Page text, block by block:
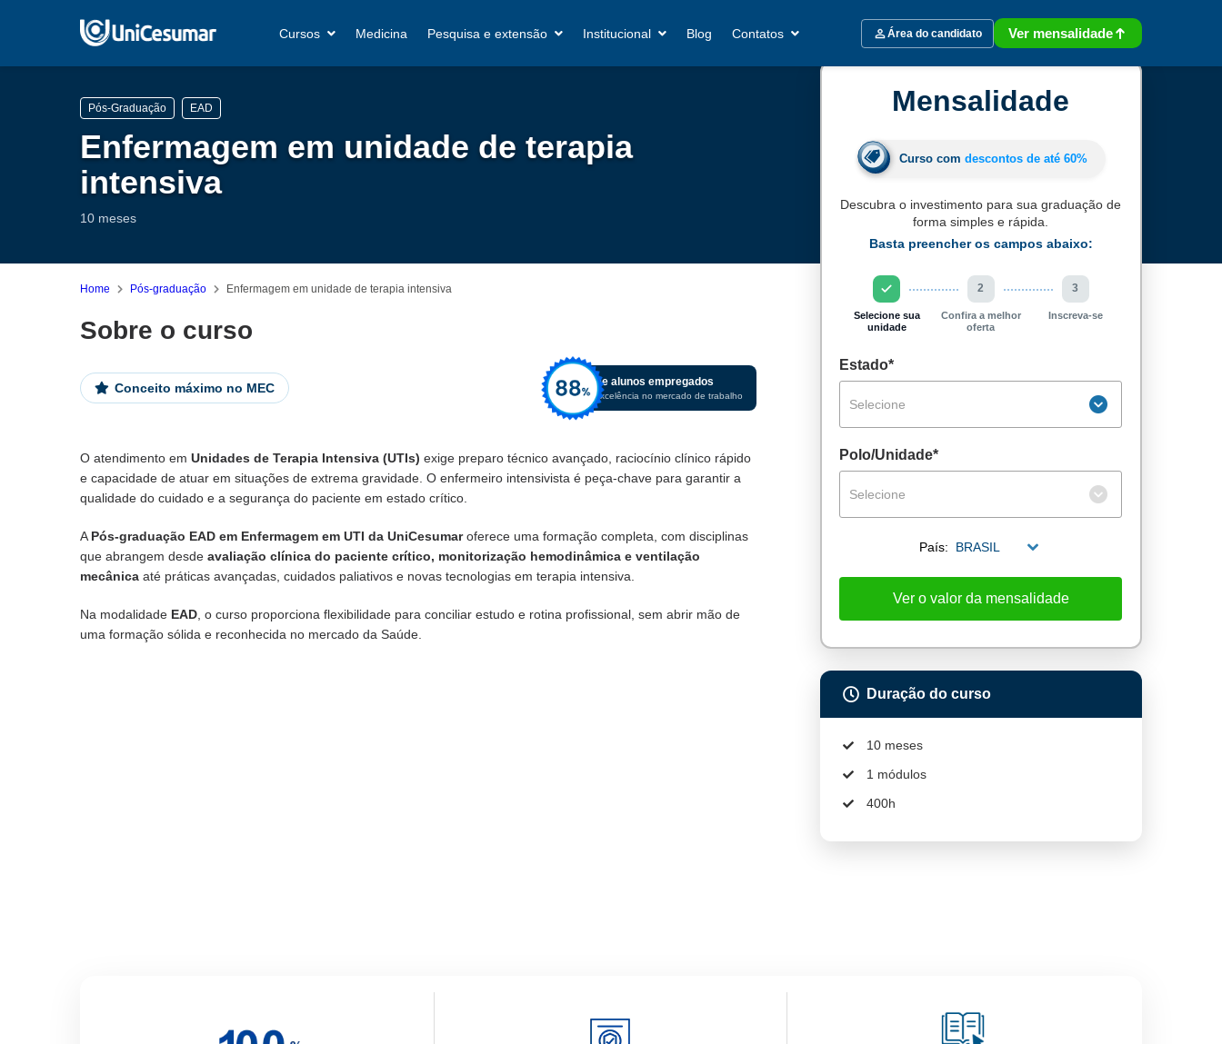
Cursos Medicina Pesquisa e extensão Institucional Blog Contatos Área do candidato Ver mensalidade
Pós-Graduação EAD
Enfermagem em unidade de terapia
intensiva
10 meses
Home Pós-graduação Enfermagem em unidade de terapia intensiva
Sobre o curso
Conceito máximo no MEC De alunos empregados
Excelência no mercado de trabalho
O atendimento em Unidades de Terapia Intensiva (UTIs) exige preparo técnico avançado, raciocínio clínico rápido
e capacidade de atuar em situações de extrema gravidade. O enfermeiro intensivista é peça-chave para garantir a
qualidade do cuidado e a segurança do paciente em estado crítico.
A Pós-graduação EAD em Enfermagem em UTI da UniCesumaroferece uma formação completa, com disciplinas
que abrangem desde avaliação clínica do paciente crítico, monitorização hemodinâmica e ventilação
mecânica até práticas avançadas, cuidados paliativos e novas tecnologias em terapia intensiva.
Na modalidade EAD , o curso proporciona flexibilidade para conciliar estudo e rotina profissional, sem abrir mão de
uma formação sólida e reconhecida no mercado da Saúde.
Mensalidade
Curso com descontos de até 60%
Descubra o investimento para sua graduação de
forma simples e rápida.
Basta preencher os campos abaixo:
Selecione sua
unidade
2
Confira a melhor
oferta
3
Inscreva-se
Estado*
Selecione
Polo/Unidade*
Selecione
País: BRASIL
Ver o valor da mensalidade
Duração do curso
10 meses
1 módulos
400h